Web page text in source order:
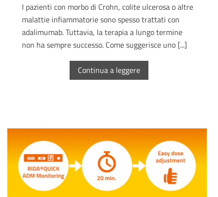
I pazienti con morbo di Crohn, colite ulcerosa o altre
malattie infiammatorie sono spesso trattati con
adalimumab. Tuttavia, la terapia a lungo termine
non ha sempre successo. Come suggerisce uno [...]
Continua a leggere